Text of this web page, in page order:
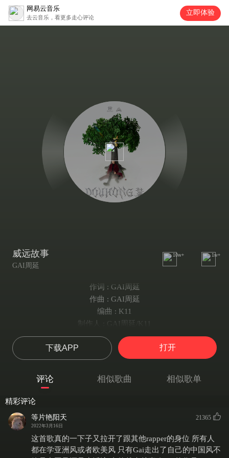
网易云音乐
去云音乐，看更多走心评论
立即体验
威远故事
GAI周延
10w+ 1w+
作词 : GAI周延
作曲 : GAI周延
编曲 : K11
制作人 : GAI周延/K11
出品人 : 韩啸
看到你们嫩个跳 我就想起我勒小时候
原来啥子都没有 防风火机揣在包包头
天黑路滑不好走 容易失去的是自由
兄弟都是硬骨头 路过下桥打个二两酒
天黑路滑不好走 容易失去的是自由
二娃去读了中专
下载APP 打开
评论 相似歌曲 相似歌单
精彩评论
等片艳阳天
2022年3月16日
21365
这首歌真的一下子又拉开了跟其他rapper的身位 所有人
都在学亚洲风或者欧美风 只有Gai走出了自己的中国风不